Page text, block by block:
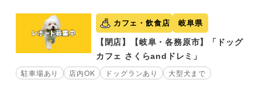
カフェ・飲食店 岐阜県
【閉店】【岐阜・各務原市】「ドッグ
カフェ さくらandドレミ」
駐車場あり 店内OK ドッグランあり 大型犬まで